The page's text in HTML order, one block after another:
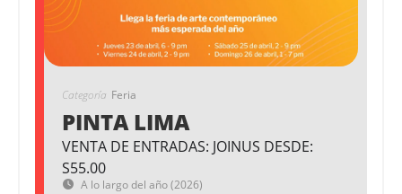
Categoría Feria
PINTA LIMA
VENTA DE ENTRADAS: JOINUS DESDE:
S55.00
A lo largo del año (2026)